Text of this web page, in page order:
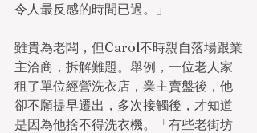
令人最反感的時間已過。」
雖貴為老闆，但Carol不時親自落場跟業
主洽商，拆解難題。舉例，一位老人家
租了單位經營洗衣店，業主賣盤後，他
卻不願提早遷出，多次接觸後，才知道
是因為他捨不得洗衣機。「有些老街坊